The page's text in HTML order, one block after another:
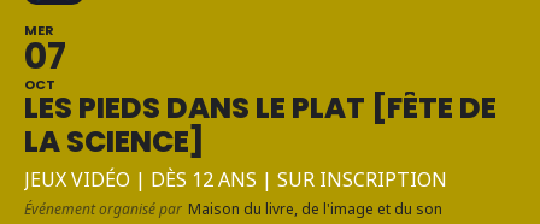
MER
07
OCT
LES PIEDS DANS LE PLAT [FÊTE DE
LA SCIENCE]
JEUX VIDÉO | DÈS 12 ANS | SUR INSCRIPTION
Événement organisé par Maison du livre, de l'image et du son